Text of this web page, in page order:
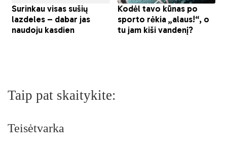
Taip pat skaitykite:
Teisėtvarka